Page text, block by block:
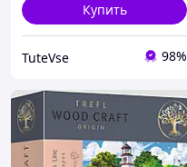
Купить
TuteVse 98%